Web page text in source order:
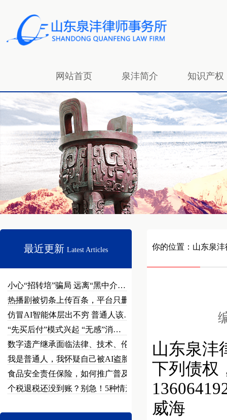
网站首页 泉沣简介 知识产权
招贤纳士
最近更新 Latest Articles
小心“招转培”骗局 远离“黑中介…
热播剧被切条上传百条，平台只删不…
仿冒AI智能体层出不穷 普通人该…
“先买后付”模式兴起 “无感”消…
数字遗产继承面临法律、技术、伦理…
我是普通人，我怀疑自己被AI盗脸…
食品安全责任保险，如何推广普及？
个税退税还没到账？别急！5种情形…
你的位置： 山东泉
山东泉沣
下列债权
威海